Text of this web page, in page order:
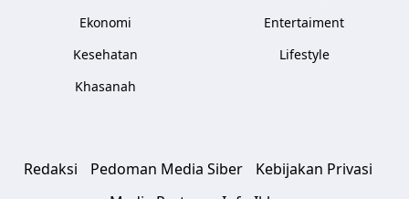
Ekonomi
Kesehatan
Khasanah
Entertaiment
Lifestyle
Redaksi Pedoman Media Siber
Kebijakan Privasi